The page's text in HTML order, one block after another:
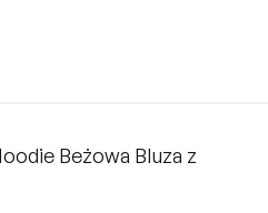
Beżowa Bluza z